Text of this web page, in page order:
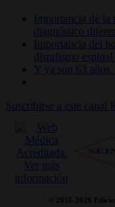
Importancia de la
diagnóstico
Importancia del
disrafismo espinal
Y ya son 63
Suscribirse a este canal
© 2011- 2026